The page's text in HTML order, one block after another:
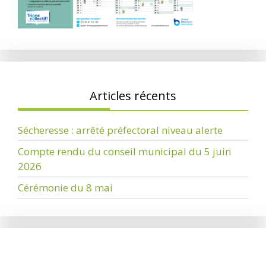
Articles récents
Sécheresse : arrêté préfectoral niveau alerte
Compte rendu du conseil municipal du 5 juin
2026
Cérémonie du 8 mai